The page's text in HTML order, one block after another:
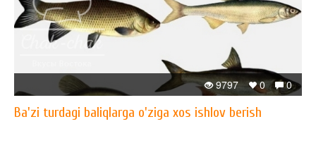
0
0
9797
Ba'zi turdagi baliqlarga o'ziga xos ishlov berish